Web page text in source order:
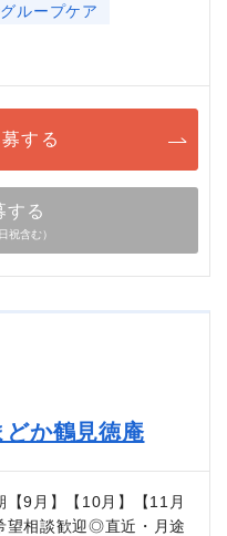
ループケア
する
する
祝含む）
どか鶴見徳庵
9月】【10月】【11月
望相談歓迎◎直近・月途